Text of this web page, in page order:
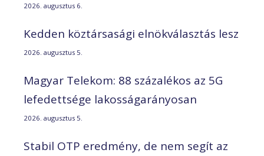
2026. augusztus 6.
Kedden köztársasági elnökválasztás lesz
2026. augusztus 5.
Magyar Telekom: 88 százalékos az 5G
lefedettsége lakosságarányosan
2026. augusztus 5.
Stabil OTP eredmény, de nem segít az